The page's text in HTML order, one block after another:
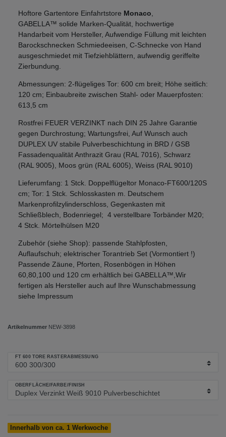
Hoftore Gartentore Einfahrtstore Monaco
GABELLA™ solide Marken-Qualität, hochwertige
Handarbeit vom Hersteller, Aufwendige Füllung mit leichten
Barockschnecken Schmiedeeisen, C-Schnecke von Hand
ausgeschmiedet mit Tiefziehblättern, aufwendig geriffelte
Zierbundung.
Abmessungen: 2-flügeliges Tor: 600 cm breit; Höhe seitlich:
120 cm; Einbaubreite zwischen Stahl- oder Mauerpfosten:
613,5 cm
Rostfrei FEUER VERZINKT nach DIN 25 Jahre Garantie
gegen Durchrostung; Wartungsfrei, Auf Wunsch auch
DUPLEX UV stabile Pulverbeschichtung in BRD / GSB
Fassadenqualität Anthrazit Grau (RAL 7016), Schwarz
(RAL 9005), Moos grün (RAL 6005), Weiss (RAL 9010)
Lieferumfang: 1 Stck. Doppelflügeltor Monaco-FT600/120S
cm; Tor: 1 Stck. Schlosskasten m. Deutschem
Markenprofilzylinderschloss, Gegenkasten mit
Schließblech, Bodenriegel; 4 verstellbare Torbänder M20;
4 Stck. Mörtelhülsen M20
Zubehör (siehe Shop): passende Stahlpfosten,
Auflaufschuh; elektrischer Torantrieb Set (Vormontiert !)
Passende Zäune, Pforten, Rosenbögen in Höhen
60,80,100 und 120 cm erhältlich bei GABELLA™,Wir
fertigen als Hersteller auch auf Ihre Wunschabmessung
siehe Impressum
Artikelnummer NEW-3898
FT 600 TORE RASTERABMESSUNG
OBERFLÄCHE/FARBE/FINISH
Innerhalb von ca. 1 Werkwoche